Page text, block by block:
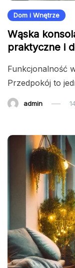
Dom i Wnętrze
Wąska
praktyczne i
Funkcjonalność
Przedpokój to
admin